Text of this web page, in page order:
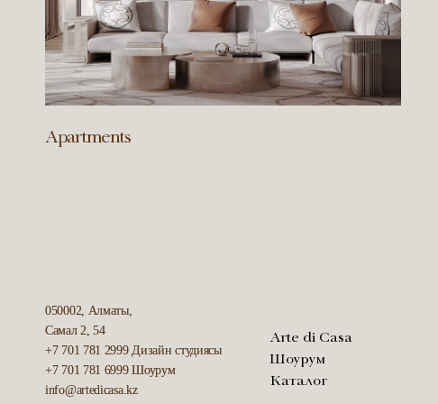
Apartments
050002, Алматы,
Самал 2, 54
+7 701 781 2999Дизайн студиясы
+7 701 781 6999Шоурум
info@artedicasa.kz
Arte di Casa
Шоурум
Каталог